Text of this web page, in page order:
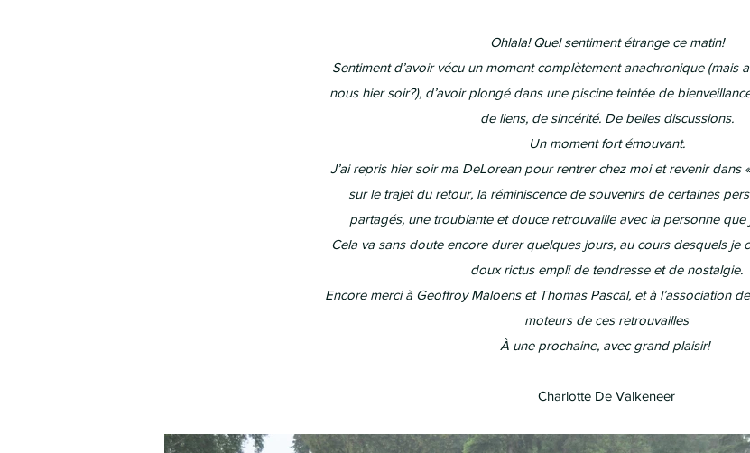
Ohlala! Quel sentiment étrange ce matin!
Sentiment d’avoir vécu un moment complètement anachronique (mais
nous hier soir?), d’avoir plongé dans une piscine teintée de
de liens, de sincérité. De belles discussions.
Un moment fort émouvant.
J’ai repris hier soir ma DeLorean pour rentrer chez moi et revenir dans
sur le trajet du retour, la réminiscence de souvenirs de certaines
partagés, une troublante et douce retrouvaille avec la personne que
Cela va sans doute encore durer quelques jours, au cours desquels je
doux rictus empli de tendresse et de nostalgie.
Encore merci à Geoffroy Maloens et Thomas Pascal, et à l’association
moteurs de ces retrouvailles
À une prochaine, avec grand plaisir!
Charlotte De Valkeneer